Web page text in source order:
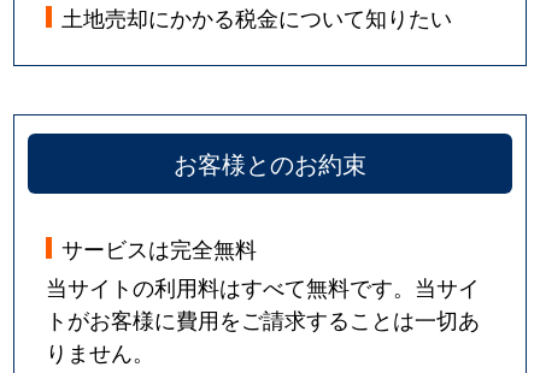
土地売却にかかる税金について知りたい
お客様とのお約束
サービスは完全無料
当サイトの利用料はすべて無料です。当サイ
トがお客様に費用をご請求することは一切あ
りません。